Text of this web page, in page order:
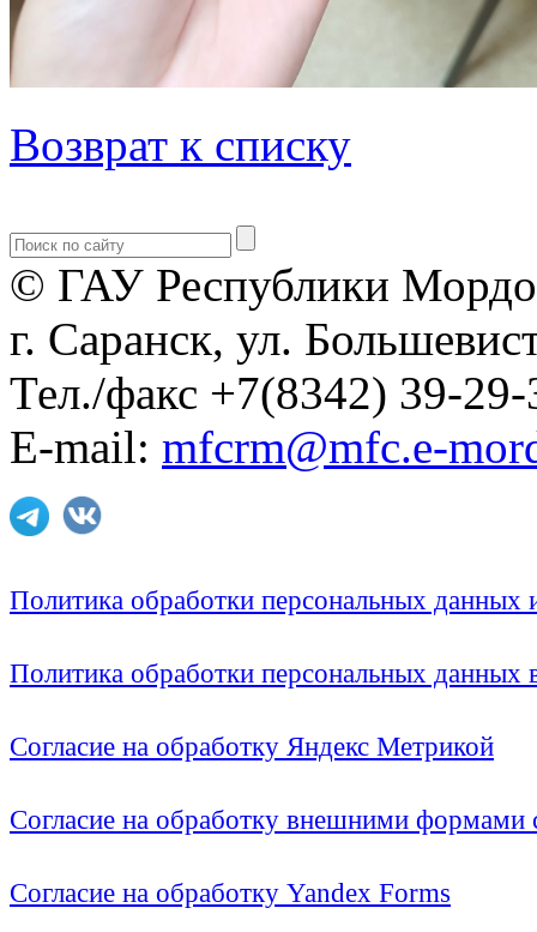
Возврат к списку
© ГАУ Республики
г. Саранск, ул.
Тел./факс +7(8342) 39-29-
E-mail: mfcrm@mfc.e-
Политика обработки персональных
Политика обработки персональных
Согласие на обработку Яндекс Метрикой
Согласие на обработку внешними формами
Согласие на обработку Yandex Forms